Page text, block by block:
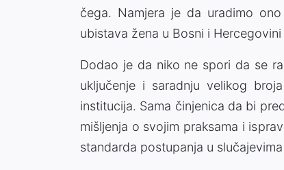
čega. Namjera je da uradimo
ubistava žena u Bosni i
Dodao je da niko ne spori da se
uključenje i saradnju velikog
institucija. Sama činjenica da bi
mišljenja o svojim praksama i
standarda postupanja u